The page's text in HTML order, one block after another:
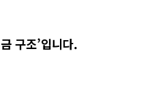
구조’입니다.